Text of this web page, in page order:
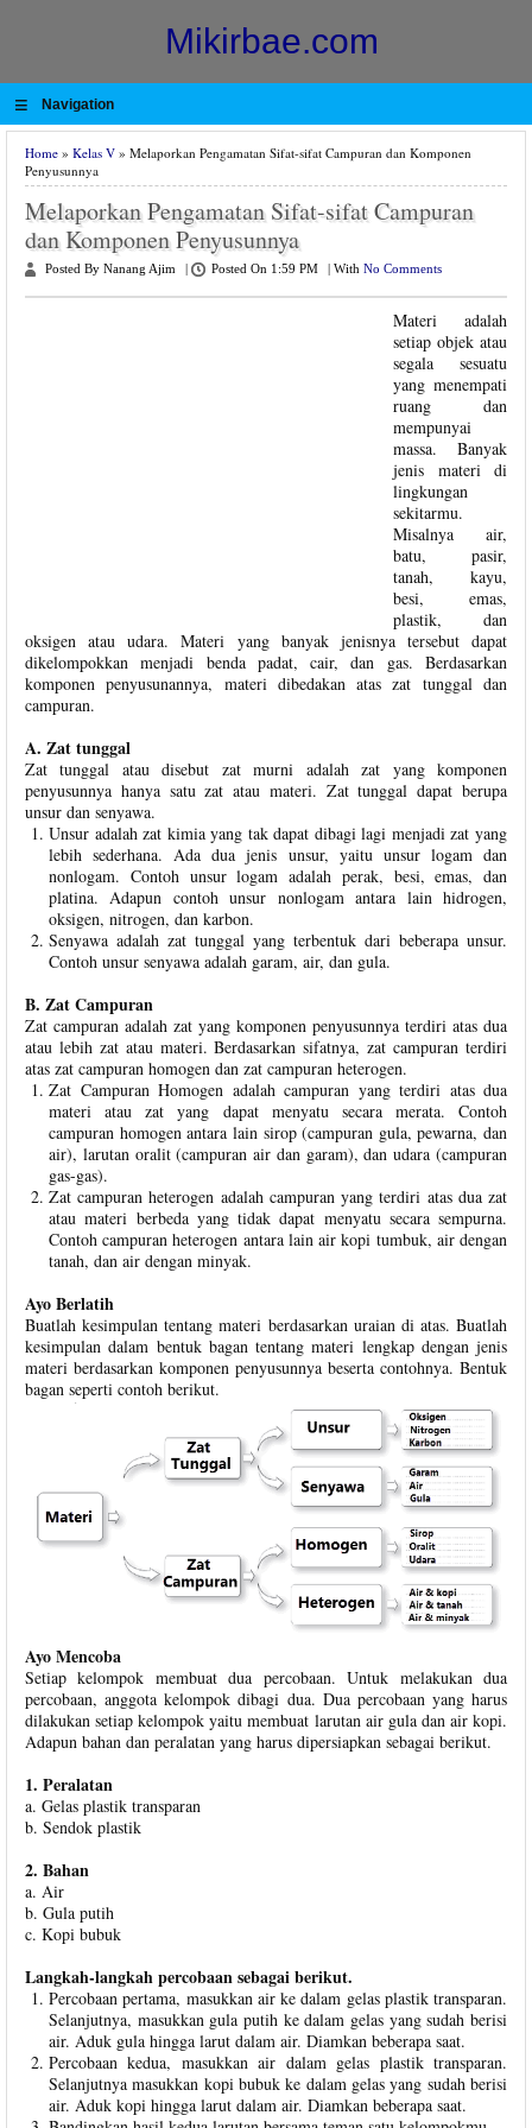
Mikirbae.com
≡ Navigation
Home » Kelas V » Melaporkan Pengamatan Sifat-sifat Campuran dan Komponen
Penyusunnya
Melaporkan Pengamatan Sifat-sifat Campuran
dan Komponen Penyusunnya
Posted By Nanang Ajim Posted On 1:59 PM With No Comments
Materi adalah
setiap objek atau
segala sesuatu
yang menempati
ruang dan
mempunyai
massa. Banyak
jenis materi di
lingkungan
sekitarmu.
Misalnya air,
batu, pasir,
tanah, kayu,
besi, emas,
plastik, dan
oksigen atau udara. Materi yang banyak jenisnya tersebut dapat
dikelompokkan menjadi benda padat, cair, dan gas. Berdasarkan
komponen penyusunannya, materi dibedakan atas zat tunggal dan
campuran.
A. Zat tunggal
Zat tunggal atau disebut zat murni adalah zat yang komponen
penyusunnya hanya satu zat atau materi. Zat tunggal dapat berupa
unsur dan senyawa.
Unsur adalah zat kimia yang tak dapat dibagi lagi menjadi zat yang
lebih sederhana. Ada dua jenis unsur, yaitu unsur logam dan
nonlogam. Contoh unsur logam adalah perak, besi, emas, dan
platina. Adapun contoh unsur nonlogam antara lain hidrogen,
oksigen, nitrogen, dan karbon.
Senyawa adalah zat tunggal yang terbentuk dari beberapa unsur.
Contoh unsur senyawa adalah garam, air, dan gula.
B. Zat Campuran
Zat campuran adalah zat yang komponen penyusunnya terdiri atas dua
atau lebih zat atau materi. Berdasarkan sifatnya, zat campuran terdiri
atas zat campuran homogen dan zat campuran heterogen.
Zat Campuran Homogen adalah campuran yang terdiri atas dua
materi atau zat yang dapat menyatu secara merata. Contoh
campuran homogen antara lain sirop (campuran gula, pewarna, dan
air), larutan oralit (campuran air dan garam), dan udara (campuran
gas-gas).
Zat campuran heterogen adalah campuran yang terdiri atas dua zat
atau materi berbeda yang tidak dapat menyatu secara sempurna.
Contoh campuran heterogen antara lain air kopi tumbuk, air dengan
tanah, dan air dengan minyak.
Ayo Berlatih
Buatlah kesimpulan tentang materi berdasarkan uraian di atas. Buatlah
kesimpulan dalam bentuk bagan tentang materi lengkap dengan jenis
materi berdasarkan komponen penyusunnya beserta contohnya. Bentuk
bagan seperti contoh berikut.
Ayo Mencoba
Setiap kelompok membuat dua percobaan. Untuk melakukan dua
percobaan, anggota kelompok dibagi dua. Dua percobaan yang harus
dilakukan setiap kelompok yaitu membuat larutan air gula dan air kopi.
Adapun bahan dan peralatan yang harus dipersiapkan sebagai berikut.
1. Peralatan
a. Gelas plastik transparan
b. Sendok plastik
2. Bahan
a. Air
b. Gula putih
c. Kopi bubuk
Langkah-langkah percobaan sebagai berikut.
Percobaan pertama, masukkan air ke dalam gelas plastik transparan.
Selanjutnya, masukkan gula putih ke dalam gelas yang sudah berisi
air. Aduk gula hingga larut dalam air. Diamkan beberapa saat.
Percobaan kedua, masukkan air dalam gelas plastik transparan.
Selanjutnya masukkan kopi bubuk ke dalam gelas yang sudah berisi
air. Aduk kopi hingga larut dalam air. Diamkan beberapa saat.